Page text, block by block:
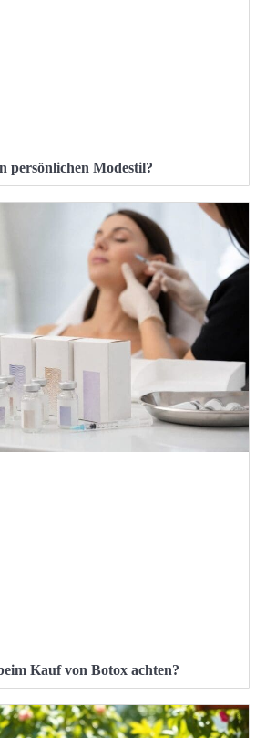
persönlichen Modestil?
Kauf von Botox achten?